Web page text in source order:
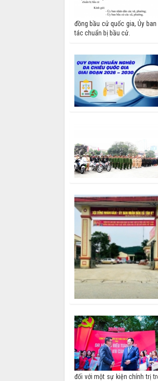
đồng bầu cử quốc gia, Ủy
tác chuẩn bị bầu cử.
đối với một sự kiện chính trị